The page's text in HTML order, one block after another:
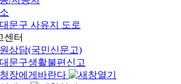
문구 사유지 도로
센터
상담(국민신문고)
문구생활불편신고
장에게바란다